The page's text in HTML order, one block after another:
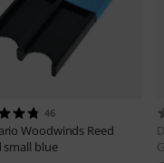
46
Woodwinds Reed
small blue